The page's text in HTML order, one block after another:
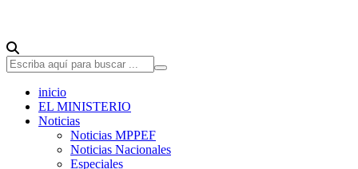
inicio
EL MINISTERIO
Noticias
Noticias MPPEF
Noticias Nacionales
Especiales